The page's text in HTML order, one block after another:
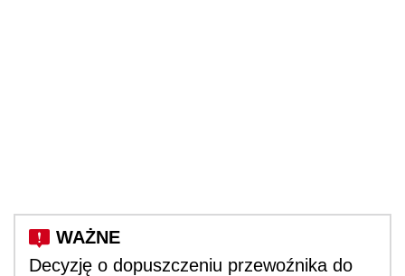
Decyzję o dopuszczeniu przewoźnika do